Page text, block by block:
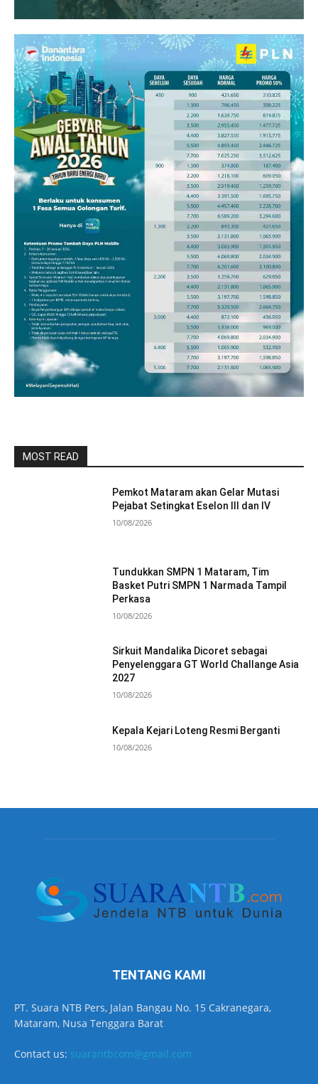
MOST READ
Pemkot Mataram akan Gelar Mutasi
Pejabat Setingkat Eselon III dan IV
10/08/2026
Tundukkan SMPN 1 Mataram, Tim
Basket Putri SMPN 1 Narmada Tampil
Perkasa
10/08/2026
Sirkuit Mandalika Dicoret sebagai
Penyelenggara GT World Challange Asia
2027
10/08/2026
Kepala Kejari Loteng Resmi Berganti
10/08/2026
TENTANG KAMI
PT. Suara NTB Pers, Jalan Bangau No. 15 Cakranegara,
Mataram, Nusa Tenggara Barat
Contact us: suarantbcom@gmail.com